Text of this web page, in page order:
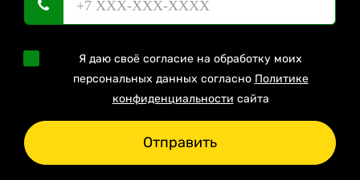
Я даю своё согласие на обработку моих
персональных данных согласно Политике
конфиденциальности сайта
Отправить